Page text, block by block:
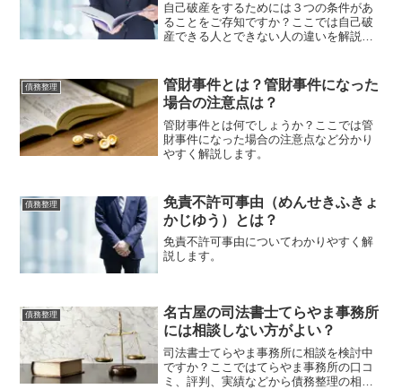
自己破産をするためには３つの条件があ
ることをご存知ですか？ここでは自己破
産できる人とできない人の違いを解説し
債務整理
管財事件とは？管財事件になった
場合の注意点は？
管財事件とは何でしょうか？ここでは管
財事件になった場合の注意点など分かり
やすく解説します。
債務整理
免責不許可事由（めんせきふきょ
かじゆう）とは？
免責不許可事由についてわかりやすく解
説します。
債務整理
名古屋の司法書士てらやま事務所
には相談しない方がよい？
司法書士てらやま事務所に相談を検討中
ですか？ここではてらやま事務所の口コ
ミ、評判、実績などから債務整理の相談